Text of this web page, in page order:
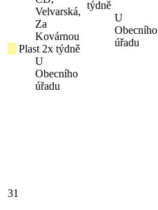
Velvarská,
Za
Kovárnou
Plast 2x týdně
U
Obecního
úřadu
týdně
U
Obecního
úřadu
31